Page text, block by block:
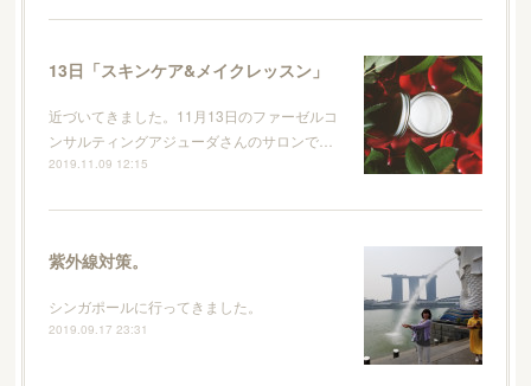
13日「スキンケア&メイクレッスン」
近づいてきました。11月13日のファーゼルコ
ンサルティングアジューダさんのサロンで…
2019.11.09 12:15
紫外線対策。
シンガポールに行ってきました。
2019.09.17 23:31